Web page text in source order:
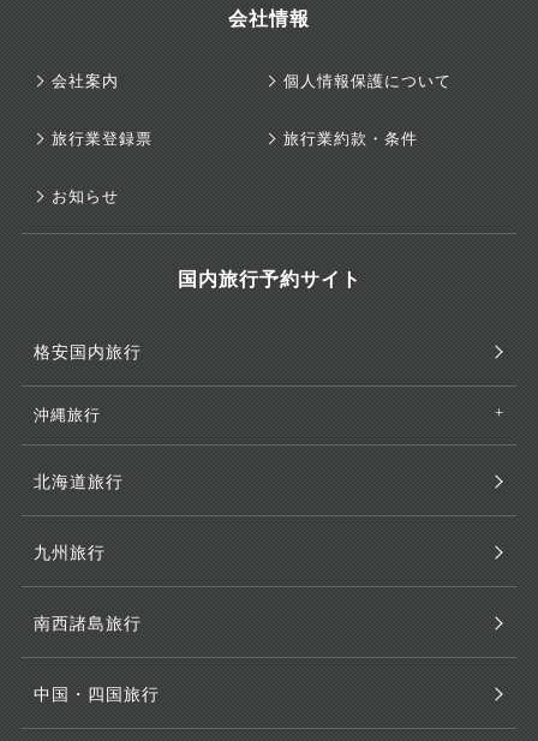
会社情報
会社案内 個人情報保護について
旅行業登録票 旅行業約款・条件
お知らせ
国内旅行予約サイト
格安国内旅行
沖縄旅行
北海道旅行
九州旅行
南西諸島旅行
中国・四国旅行